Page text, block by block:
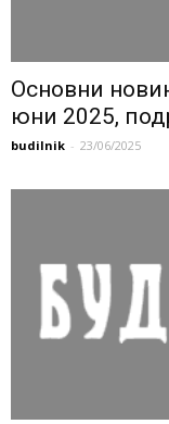
Основни
юни 2025,
budilnik - 23/06/2025